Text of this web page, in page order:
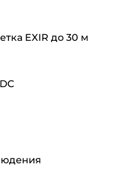
EXIR до 30 м